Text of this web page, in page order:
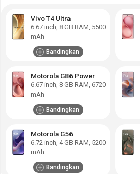
Vivo T4 Ultra
6.67 inch, 8 GB RAM 5500
mAh
Bandingkan
Motorola G86 Power
6.67 inch, 8 GB RAM 6720
mAh
Bandingkan
Motorola G56
6.72 inch, 4 GB RAM 5200
mAh
Bandingkan